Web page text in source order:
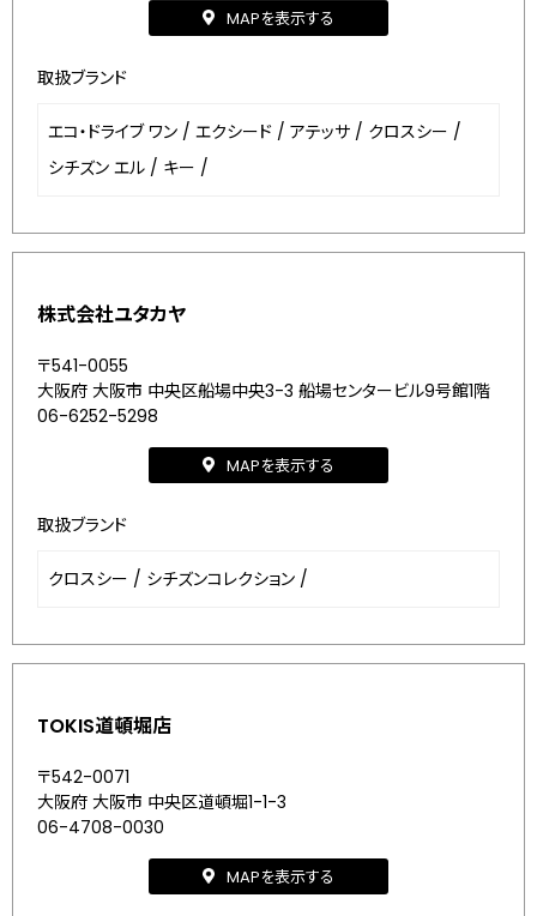
MAPを表示する
取扱ブランド
エコ・ドライブ ワン / エクシード / アテッサ / クロスシー /
シチズン エル / キー /
株式会社ユタカヤ
〒541-0055
大阪府 大阪市 中央区船場中央3-3 船場センタービル9号館1階
06-6252-5298
MAPを表示する
取扱ブランド
クロスシー / シチズンコレクション /
TOKIS道頓堀店
〒542-0071
大阪府 大阪市 中央区道頓堀1-1-3
06-4708-0030
MAPを表示する